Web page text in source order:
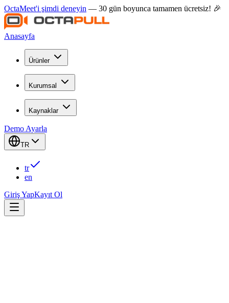
OctaMeet'i şimdi deneyin — 30 gün boyunca tamamen ücretsiz! 🎉
Anasayfa
Ürünler
Kurumsal
Kaynaklar
Demo Ayarla
TR
tr
en
Giriş YapKayıt Ol